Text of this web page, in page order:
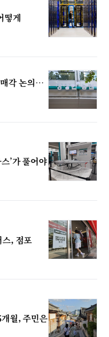
떻게
각 논의…
’가 풀어야
스, 점포
월, 주민은